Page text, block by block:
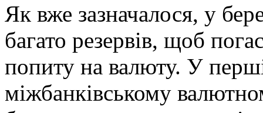
Як вже зазначалося, у
багато резервів, щоб
попиту на валюту. У
міжбанківському